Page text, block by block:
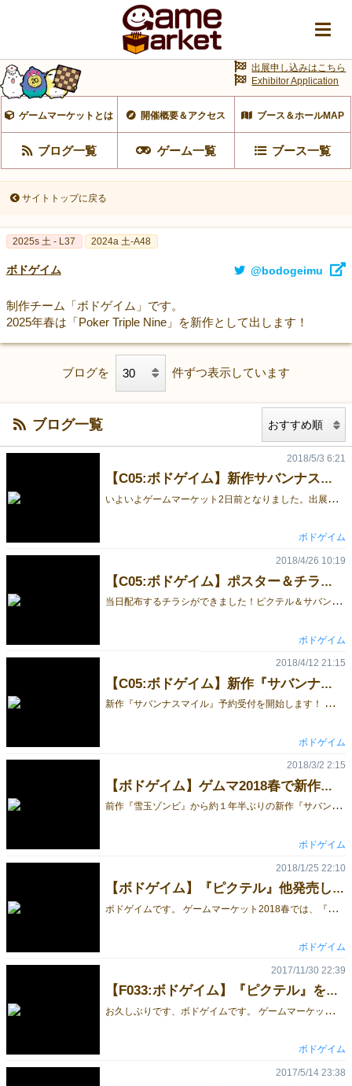
ゲームマーケットとは 開催概要＆アクセス ブース＆ホールMAP
ブログ一覧 ゲーム一覧 ブース一覧
出展申し込みはこちら
Exhibitor Application
サイトトップに戻る
2025s 土 - L37 2024a 土-A48
ボドゲイム @bodogeimu
制作チーム「ボドゲイム」です。
2025年春は「Poker Triple Nine」を新作として出します！
ブログを 件ずつ表示しています
ブログ一覧
【C05:ボドゲイム】新作サバンナスマイルがついに完成！
い
よいよゲームマーケット2日前となりました。出展者・来場者のみなさんは情報チェック・準備で忙しくなって来る頃かと思います。 さて、昨日やっとメンバーのもとに新作サバンナスマイルが届きました！ 箱を上から見た様子。結構大きい箱です。なぜこんなに箱が大きいかというと・・・ じゃーん！このように６体のリアル動物フィギアが入っているからです！結構大きい。 箱から出して並べるとこんな感じ。カードもたっぷり！ 少し大きめのカードなので、動物たちがさらに大きいことが伝わるかと思います。 実際のプレイ風景はこんな感じです。動物たちが、カードの指示に従ってサバンナを動き回ります！ ゲームの詳細ルールはこちらです。5/5(土)のみの出展で、ブースはC-０５になります。 試遊卓もあるので、是非遊びにきてください。 予約はこちらから。 人気作「ピクテル」「ピクテルライト」も販売いたします！ またゲームマーケット直前ということで、出展者向けに以下トピックを記載しています。気になる出展者の皆さんは是非ご覧ください。 ・海外バイヤー視点で見た、ゲームマーケット出展者がするべきこと 最新情報はTwitterでつぶやいています。 ボドゲイム＠ゲムマ春(土) C05新作発売 (@bodogeimu) | Twitter
2018/5/3 6:21
ボドゲイム
【C05:ボドゲイム】ポスター＆チラシ完成しました！
当
日配布するチラシができました！ピクテル＆サバンナスマイルの両面カラーです。 また、今回、特大の「布ポスター」を作ってみました！【C-05】のこの布ポスターが目印です！ 質感や制作方法など、気になる方はぜひ気軽に質問してくださいね。 新作サバンナスマイルの予約は、以下予約サイトからお願いいたします。 サバンナスマイル予約サイト 5/5(土)のみの出展で、ブースは【C-05】です。 南の出入口/再入場口からすぐの位置です！ 今回出展する新作「サバンナスマイル」は、動物たちをうまくカメラに収める新感覚の撮影ゲームです。 ルール詳細はこちらになります。 対象年齢：8才以上 プレイ時間：20〜30分 プレイ人数：2〜5人 試遊卓もあります。また、過去作ピクテル・ピクテルライト(ファニー&ホラー)も 発売いたします。是非遊びにきてください。 来場者・出展者のみなさま、どうぞよろしくお願いします！ 最新情報は、Twitterにて公開中です → @bodogeimu
2018/4/26 10:19
ボドゲイム
【C05:ボドゲイム】新作『サバンナスマイル』予約受付開始
新
作『サバンナスマイル』予約受付を開始します！ 以下予約サイトからお願いいたします。 サバンナスマイル予約サイト 5/5(土)のみの出展で、ブースは【C-05】です。 南の出入口/再入場口からすぐの位置です！ 今回出展する新作「サバンナスマイル」は、動物たちをうまくカメラに収める新感覚の撮影ゲームです。 ルール詳細はこちらになります。 対象年齢：8才以上 プレイ時間：20〜30分 プレイ人数：2〜5人 試遊卓もあります。また、過去作ピクテル・ピクテルライト(ファニー&ホラー)も 発売いたします。是非遊びにきてください。 来場者・出展者のみなさま、どうぞよろしくお願いします！ 最新情報は、Twitterにて公開中です → @bodogeimu
2018/4/12 21:15
ボドゲイム
【ボドゲイム】ゲムマ2018春で新作『サバンナスマイル』とピクテル販売します
前
作『雪玉ゾンビ』から約１年半ぶりの新作『サバンナスマイル』を販売します！ サークルカットが完成しました！ このゲームは、動物たちをうまくカメラに収める新感覚の撮影ゲームです。 対象年齢：8才以上 プレイ時間：20〜30分 プレイ人数：2〜5分 ゲーム詳細は、追って公開していきます。 現在各取り扱い店にて品薄となっている「ピクテル」もゲムマ限定価格で販売致します。 ボドゲイムは、5/5(土)のみ、販売・試遊卓ブースで出展します。 是非遊びにきてください。 来場者・出展者のみなさま、どうぞよろしくお願いします！ 最新情報は、Twitterにて公開中です。フォローしてね → @bodogeimu
2018/3/2 2:15
ボドゲイム
【ボドゲイム】『ピクテル』他発売します
ボ
ドゲイムです。 ゲームマーケット2018春では、『ピクテル』を発売します！ 試遊卓もあるため、遊んだことがない方は是非この機会に遊んでみてください。 「ピクテル」は、クリアカードを重ねてお題を伝えるコミュニケーションゲームです。 【メディア掲載情報】 ・GetNavi 10月号『家族で遊べるゲームTOP3』(2017/10発売) ・海外版「Imagine」フランス年間ボードゲーム大賞2016ノミネート(2017/02) ・ゆうもあボードゲーム大賞2015同人部門１位（2016/01発表） ・タモリ倶楽部「アナログゲーム特集」(2015/09/17放送) 去年10月発売のGetNavi 10月号『家族で遊べるゲームTOP3』コーナーに、ピクテルが掲載されました！どうぶつしょうぎ、キングドミノと並んで掲載されてます。あだちさん（@chi6_9 ）、ご紹介ありがとうございます！ pic.twitter.com/wtE8Lr4Q3J — ボドゲイム (@bodogeimu) 2017年8月24日 【海外受賞履歴】 海外では「Imagine」として22ヶ国で販売されており、去年一年で多くの賞を頂きました。 2017 Parents’ Choise Silver Honor (USA) 2017 Play Advances Language Award (USA) 2017 As d'Or - Jeu de l'Année Nominee (France) 2017 Mensa Select (USA) 2017 Mensa Select (Hungary) 2017 MAJOR fun Award (USA) 2016 Tric Trac Nominate (France) 具体的なゲームのルールは、以下をご覧ください↓↓↓ ピクテルのゲーム概要 ピクテルは、すごろくやさん・イエローサブマリンさんをはじめとする 各お取り扱い店舗でも品切れ・品薄となっているため、この機会に是非手に入れてくださいね。 ブースの場所は決定次第お知らせ致します。 出展者・来場者の皆様、どうぞよろしくお願い致します！
2018/1/25 22:10
ボドゲイム
【F033:ボドゲイム】『ピクテル』を発売します
お
久しぶりです、ボドゲイムです。 ゲームマーケット2017秋では、『ピクテル』を発売します！ 「ピクテル」は、クリアカードを重ねてお題を伝えるコミュニケーションゲームです。 【メディア掲載情報】 ・GetNavi 10月号『家族で遊べるゲームTOP3』(2017/10発売) ・海外版「Imagine」フランス年間ボードゲーム大賞2016ノミネート(2017/02) ・ゆうもあボードゲーム大賞2015同人部門１位（2016/01発表） ・タモリ倶楽部「アナログゲーム特集」。(2015/09/17放送) 今月発売のGetNavi 10月号『家族で遊べるゲームTOP3』コーナーに、ピクテルが掲載されました！どうぶつしょうぎ、キングドミノと並んで掲載されてます。あだちさん（@chi6_9 ）、ご紹介ありがとうございます！ pic.twitter.com/wtE8Lr4Q3J — ボドゲイム@ゲムマ秋12/2土F033 (@bodogeimu) 2017年8月24日 となっております。 具体的なゲームのルールは、以下をご覧ください↓↓↓ ピクテルのゲーム概要 ピクテルは、すごろくやさん・イエローサブマリンさんをはじめとする 各お取り扱い店舗でも品薄となっているため、この機会に是非手に入れてくださいね。 ブースの場所は「F-33」となっています！ 出展者・来場者の皆様、どうぞよろしくお願い致します！
2017/11/30 22:39
ボドゲイム
2017/5/14 23:38